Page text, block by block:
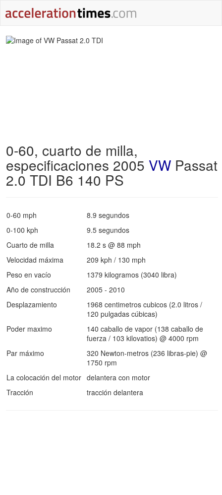
0-60, cuarto de milla,
especificaciones 2005 VW Passat
2.0 TDI B6 140 PS
0-60 mph
8.9 segundos
0-100 kph
9.5 segundos
Cuarto de milla
18.2 s @ 88 mph
Velocidad máxima
209 kph / 130 mph
Peso en vacío
1379 kilogramos (3040 libra)
Año de construcción
2005 - 2010
Desplazamiento
1968 centimetros cubicos (2.0 litros /
120 pulgadas cúbicas)
Poder maximo
140 caballo de vapor (138 caballo de
fuerza / 103 kilovatios) @ 4000 rpm
Par máximo
320 Newton-metros (236 libras-pie) @
1750 rpm
La colocación del motor delantera con motor
Tracción
tracción delantera